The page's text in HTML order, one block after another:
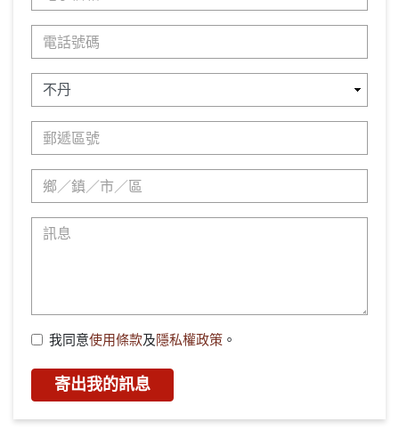
我同意使用條款及隱私權政策 。
寄出我的訊息